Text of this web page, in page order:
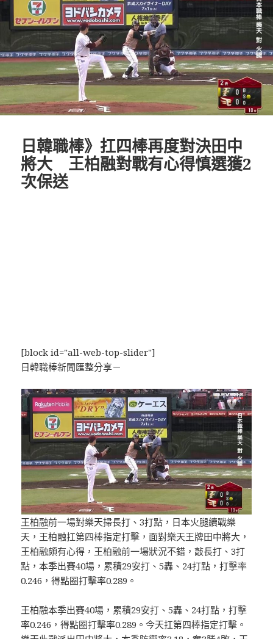
日韓職棒》扛四棒再度對決田中
將大 王柏融對戰有心得慎選獲2
次保送
[block id="all-web-top-slider"]
日韓職棒新聞匯整分享－
王柏融前一場對樂天掃長打、3打點，日本火腿續戰樂
天，王柏融扛第四棒指定打擊，面對樂天王牌田中將大，
王柏融頗有心得，王柏融前一場狀況不錯，敲長打、3打
點，本季出賽40場，累積29安打、5轟、24打點，打擊率
0.246，得點圈打擊率0.289。
王柏融本季出賽40場，累積29安打、5轟、24打點，打擊
率0.246，得點圈打擊率0.289。今天扛第四棒指定打擊。